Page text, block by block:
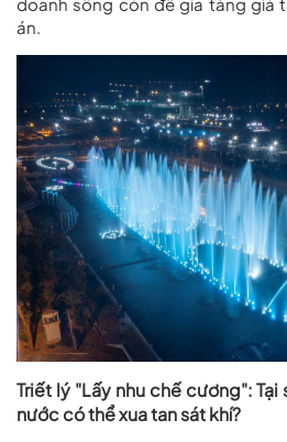
doanh sống còn để gia tăng giá
án.
Triết lý "Lấy nhu chế cương":
nước có thể xua tan sát khí?